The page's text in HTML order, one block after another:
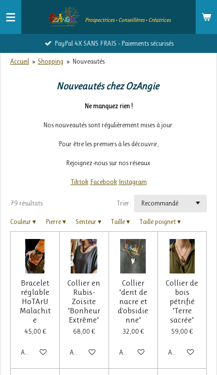
au
contenu
Prospectrices-Conseillères-Créatrices
PayPal 4X SANS FRAIS - Paiements sécurisés
Accueil » Shopping » Nouveautés
Nouveautés chez OzAngie
Ne manquez rien !
Nos nouveautés sont régulièrement mises à jour.
Pour être les premiers à les découvrir,
Rejoignez-nous sur nos réseaux
Tiktok Facebook Instagram
79 résultats Trier:
Couleur▾ Pierre▾ Senteur▾ Taille▾ Taille poignet▾
Bracelet
réglable
HoTArU
Malachit
e
45,00 €
Ajouter au panier
Collier en
Rubis-
Zoïsite
"Bonheur
Extrême"
68,00 €
Ajouter au panier
Collier
"dent de
nacre et
d'obsidie
nne"
32,00 €
Ajouter au panier
Collier de
bois
pétrifié
"Terre
sacrée"
59,00 €
Ajouter au panier